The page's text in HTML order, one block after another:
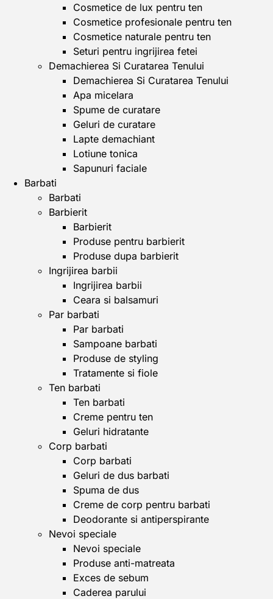
Cosmetice de lux pentru ten
Cosmetice profesionale pentru ten
Cosmetice naturale pentru ten
Seturi pentru ingrijirea fetei
Demachierea Si Curatarea Tenului
Demachierea Si Curatarea Tenului
Apa micelara
Spume de curatare
Geluri de curatare
Lapte demachiant
Lotiune tonica
Sapunuri faciale
Barbati
Barbati
Barbierit
Barbierit
Produse pentru barbierit
Produse dupa barbierit
Ingrijirea barbii
Ingrijirea barbii
Ceara si balsamuri
Par barbati
Par barbati
Sampoane barbati
Produse de styling
Tratamente si fiole
Ten barbati
Ten barbati
Creme pentru ten
Geluri hidratante
Corp barbati
Corp barbati
Geluri de dus barbati
Spuma de dus
Creme de corp pentru barbati
Deodorante si antiperspirante
Nevoi speciale
Nevoi speciale
Produse anti-matreata
Exces de sebum
Caderea parului